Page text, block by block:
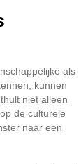
als
kunnen
niet alleen
de culturele
naar een